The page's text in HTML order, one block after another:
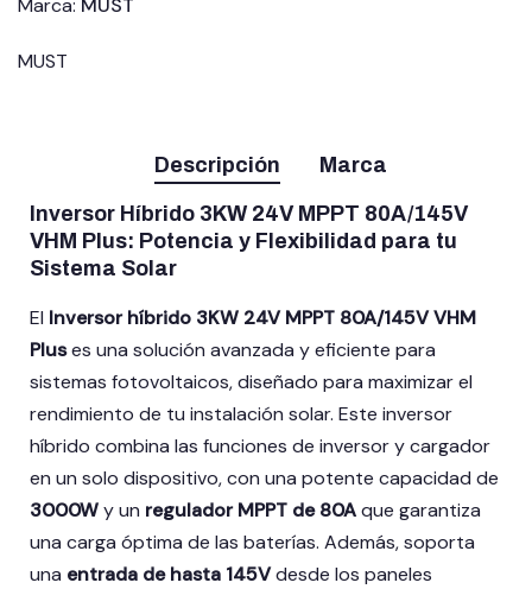
Marca: MUST
MUST
Descripción Marca
Inversor Híbrido 3KW 24V MPPT 80A/145V
VHM Plus: Potencia y Flexibilidad para tu
Sistema Solar
El Inversor híbrido 3KW 24V MPPT 80A/145V VHM
Pluses una solución avanzada y eficiente para
sistemas fotovoltaicos, diseñado para maximizar el
rendimiento de tu instalación solar. Este inversor
híbrido combina las funciones de inversor y cargador
en un solo dispositivo, con una potente capacidad de
3000Wy un regulador MPPT de 80Aque garantiza
una carga óptima de las baterías. Además, soporta
una entrada de hasta 145Vdesde los paneles